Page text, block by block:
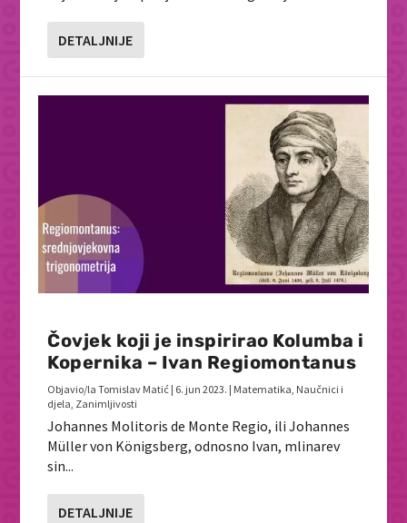
DETALJNIJE
Čovjek koji je inspirirao Kolumba i
Kopernika – Ivan Regiomontanus
Objavio/laTomislav Matić | 6. jun 2023. | Matematika, Naučnici i
djela, Zanimljivosti
Johannes Molitoris de Monte Regio, ili Johannes
Müller von Königsberg, odnosno Ivan, mlinarev
sin...
DETALJNIJE